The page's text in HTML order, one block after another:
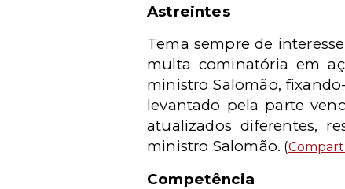
Astreintes
Tema sempre de
multa cominatória em
ministro Salomão,
levantado pela parte
atualizados diferentes,
ministro Salomão. (
Competência